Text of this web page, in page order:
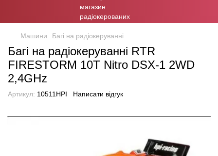
Машини Багі на радіокеруванні
Багі на радіокеруванні RTR
FIRESTORM 10T Nitro DSX-1 2WD
2,4GHz
Артикул: 10511HPI Написати відгук